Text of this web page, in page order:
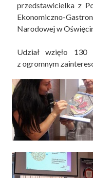
przedstawicielka z
Ekonomiczno-
Narodowej w
Udział wzięło 130
z ogromnym